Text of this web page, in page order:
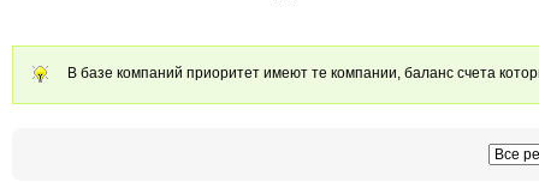
В базе компаний приоритет имеют те компании, баланс счета